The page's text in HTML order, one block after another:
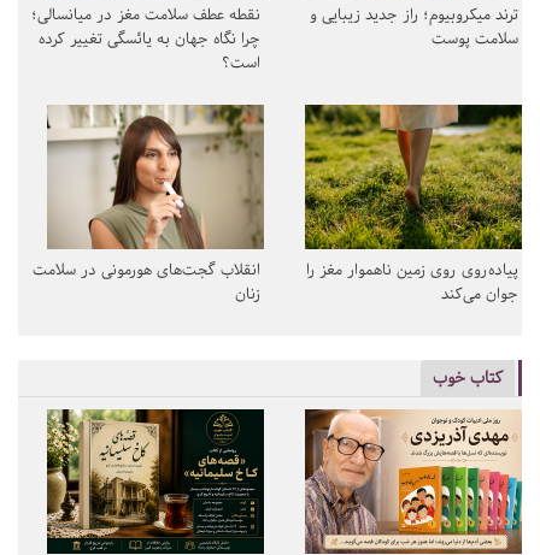
ترند میکروبیوم؛ راز جدید زیبایی و
سلامت پوست
نقطه عطف سلامت مغز در میانسالی؛
چرا نگاه جهان به یائسگی تغییر کرده
است؟
پیاده‌روی روی زمین ناهموار مغز را
جوان می‌کند
انقلاب گجت‌های هورمونی در سلامت
زنان
کتاب خوب